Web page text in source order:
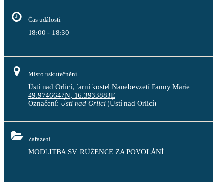
Čas události
18:00 - 18:30
Místo uskutečnění
Ústí nad Orlicí, farní kostel Nanebevzetí Panny Marie
49.9746647N, 16.3933883E
Označení: Ústí nad Orlicí(Ústí nad Orlicí)
Zařazení
MODLITBA SV. RŮŽENCE ZA POVOLÁNÍ